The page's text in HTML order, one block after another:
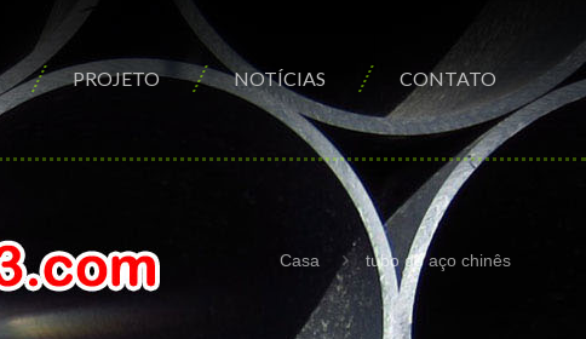
PROJETO NOTÍCIAS CONTATO
Casa tubo de aço chinês